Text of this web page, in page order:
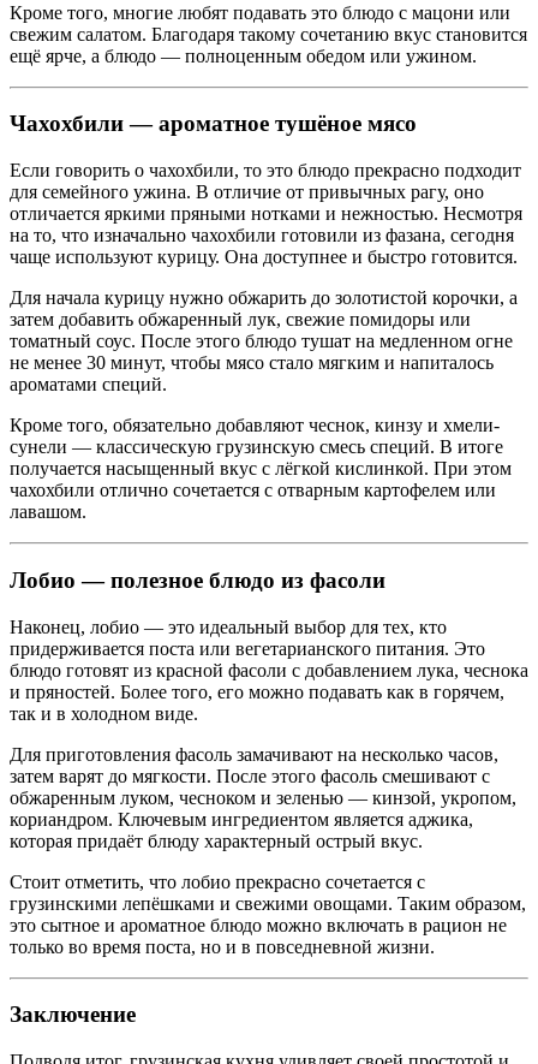
Кроме того, многие любят подавать это блюдо с мацони или
свежим салатом. Благодаря такому сочетанию вкус становится
ещё ярче, а блюдо — полноценным обедом или ужином.
Чахохбили — ароматное тушёное мясо
Если говорить о чахохбили, то это блюдо прекрасно подходит
для семейного ужина. В отличие от привычных рагу, оно
отличается яркими пряными нотками и нежностью. Несмотря
на то, что изначально чахохбили готовили из фазана, сегодня
чаще используют курицу. Она доступнее и быстро готовится.
Для начала курицу нужно обжарить до золотистой корочки, а
затем добавить обжаренный лук, свежие помидоры или
томатный соус. После этого блюдо тушат на медленном огне
не менее 30 минут, чтобы мясо стало мягким и напиталось
ароматами специй.
Кроме того, обязательно добавляют чеснок, кинзу и хмели-
сунели — классическую грузинскую смесь специй. В итоге
получается насыщенный вкус с лёгкой кислинкой. При этом
чахохбили отлично сочетается с отварным картофелем или
лавашом.
Лобио — полезное блюдо из фасоли
Наконец, лобио — это идеальный выбор для тех, кто
придерживается поста или вегетарианского питания. Это
блюдо готовят из красной фасоли с добавлением лука, чеснока
и пряностей. Более того, его можно подавать как в горячем,
так и в холодном виде.
Для приготовления фасоль замачивают на несколько часов,
затем варят до мягкости. После этого фасоль смешивают с
обжаренным луком, чесноком и зеленью — кинзой, укропом,
кориандром. Ключевым ингредиентом является аджика,
которая придаёт блюду характерный острый вкус.
Стоит отметить, что лобио прекрасно сочетается с
грузинскими лепёшками и свежими овощами. Таким образом,
это сытное и ароматное блюдо можно включать в рацион не
только во время поста, но и в повседневной жизни.
Заключение